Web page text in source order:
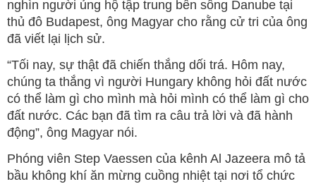
nghìn người ủng hộ tập trung bên sông Danube tại
thủ đô Budapest, ông Magyar cho rằng cử tri của ông
đã viết lại lịch sử.
“Tối nay, sự thật đã chiến thắng dối trá. Hôm nay,
chúng ta thắng vì người Hungary không hỏi đất nước
có thể làm gì cho mình mà hỏi mình có thể làm gì cho
đất nước. Các bạn đã tìm ra câu trả lời và đã hành
động”, ông Magyar nói.
Phóng viên Step Vaessen của kênh Al Jazeera mô tả
bầu không khí ăn mừng cuồng nhiệt tại nơi tổ chức